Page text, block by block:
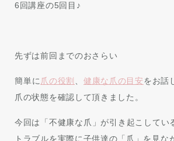
6回講座の5回目♪
先ずは前回までのおさらい
簡単に 爪の役割 健康な爪の目安をお話
爪の状態を確認して頂きました。
今回は「不健康な爪」が引き起こしてい
トラブルを実際に子供達の「爪」を見な